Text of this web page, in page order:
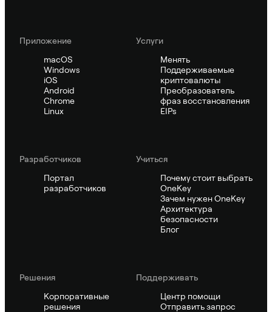
Приложение
macOS
Windows
iOS
Android
Chrome
Linux
Услуги
Менять
Поддерживаемые
криптовалюты
Преобразователь
фраз восстановления
EIPs
Pазработчиков
Портал
разработчиков
Учиться
Почему стоит выбрать
OneKey
Зачем нужен OneKey
Архитектура
безопасности
Блог
Решения
Корпоративные
решения
Поддерживать
Центр помощи
Отправить запрос